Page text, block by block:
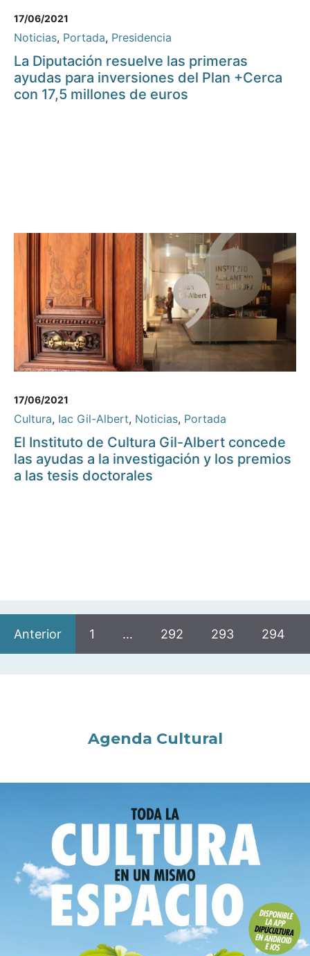
17/06/2021
Noticias, Portada, Presidencia
La Diputación resuelve las primeras
ayudas para inversiones del Plan +Cerca
con 17,5 millones de euros
17/06/2021
Cultura, Iac Gil-Albert, Noticias, Portada
El Instituto de Cultura Gil-Albert concede
las ayudas a la investigación y los premios
a las tesis doctorales
Anterior 1 … 292 293 294
Agenda Cultural